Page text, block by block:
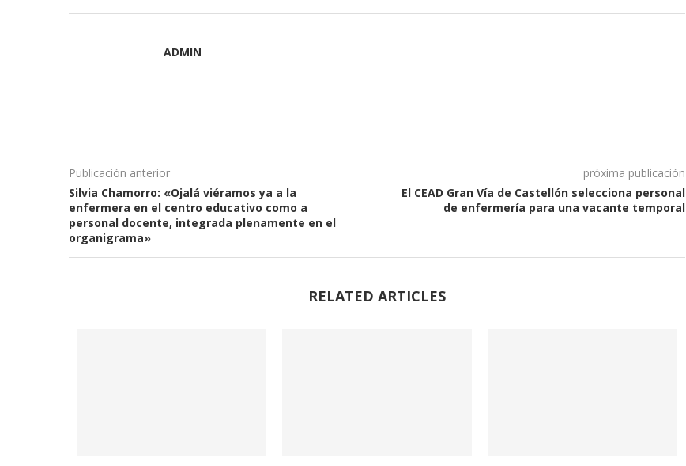
ADMIN
Publicación anterior
Silvia Chamorro: «Ojalá viéramos ya a la
enfermera en el centro educativo como a
personal docente, integrada plenamente en el
organigrama»
próxima publicación
El CEAD Gran Vía de Castellón selecciona personal
de enfermería para una vacante temporal
RELATED ARTICLES